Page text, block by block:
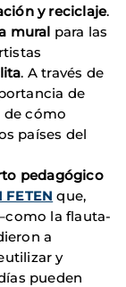
y reciclaje.
mural para las
. A través de
de
de cómo
países del
pedagógico
FETEN que,
la flauta-
a
y
pueden